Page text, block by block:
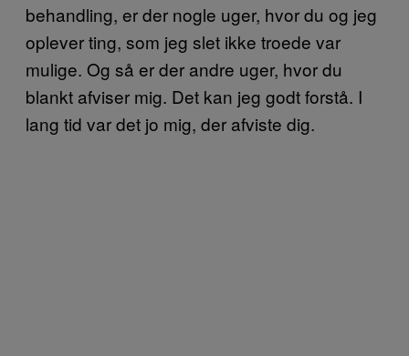
behandling, er der nogle uger, hvor du og jeg
oplever ting, som jeg slet ikke troede var
mulige. Og så er der andre uger, hvor du
blankt afviser mig. Det kan jeg godt forstå. I
lang tid var det jo mig, der afviste dig.